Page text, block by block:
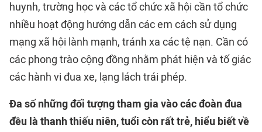
huynh, trường học và các tổ chức xã hội cần tổ chức
nhiều hoạt động hướng dẫn các em cách sử dụng
mạng xã hội lành mạnh, tránh xa các tệ nạn. Cần có
các phong trào cộng đồng nhằm phát hiện và tố giác
các hành vi đua xe, lạng lách trái phép.
Đa số những đối tượng tham gia vào các đoàn đua
đều là thanh thiếu niên, tuổi còn rất trẻ, hiểu biết về